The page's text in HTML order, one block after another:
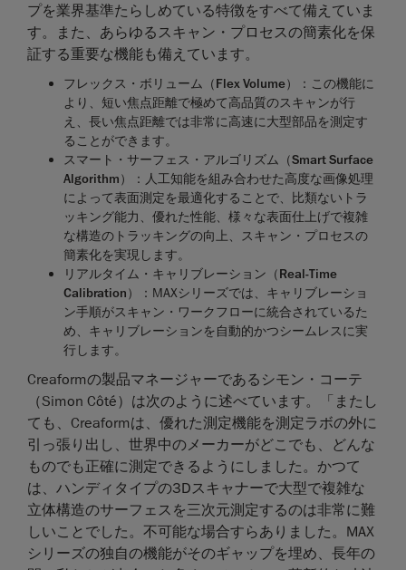
プを業界基準たらしめている特徴をすべて備えていま
す。また、あらゆるスキャン・プロセスの簡素化を保
証する重要な機能も備えています。
フレックス・ボリューム（Flex Volume）
：この機能に
より、短い焦点距離で極めて高品質のスキャンが行
え、長い焦点距離では非常に高速に大型部品を測定す
ることができます。
スマート・サーフェス・アルゴリズム（Smart Surface
Algorithm）
：人工知能を組み合わせた高度な画像処理
によって表面測定を最適化することで、比類ないトラ
ッキング能力、優れた性能、様々な表面仕上げで複雑
な構造のトラッキングの向上、スキャン・プロセスの
簡素化を実現します。
リアルタイム・キャリブレーション（Real-Time
Calibration）
：MAXシリーズでは、キャリブレーショ
ン手順がスキャン・ワークフローに統合されているた
め、キャリブレーションを自動的かつシームレスに実
行します。
Creaformの製品マネージャーであるシモン・コーテ
（Simon Côté）は次のように述べています。「またし
ても、Creaformは、優れた測定機能を測定ラボの外に
引っ張り出し、世界中のメーカーがどこでも、どんな
ものでも正確に測定できるようにしました。かつて
は、ハンディタイプの3Dスキャナーで大型で複雑な
立体構造のサーフェスを三次元測定するのは非常に難
しいことでした。不可能な場合すらありました。MAX
シリーズの独自の機能がそのギャップを埋め、長年の